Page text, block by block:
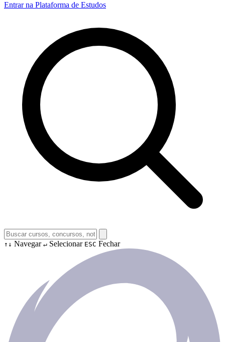
Entrar na Plataforma de Estudos
↑↓ Navegar ↵ Selecionar ESC Fechar